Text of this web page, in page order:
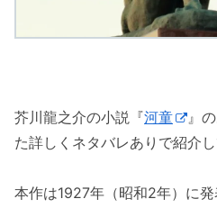
芥川龍之介の小説『河童
』
た詳しくネタバレありで紹介し
本作は1927年（昭和2年）に